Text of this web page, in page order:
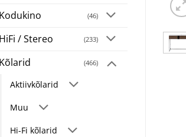
Kodukino (46)
HiFi / Stereo (233)
Kõlarid (466)
Aktiivkõlarid
Muu
Hi-Fi kõlarid